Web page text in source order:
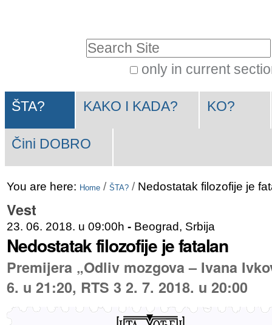
Skip
to
navigation
only in current
Search…
Navigation
ŠTA? KAKO I KADA? KO?
Čini DOBRO
You are here: Home / ŠTA? / Nedostatak filozofije je
Vest
23. 06. 2018. u 09:00h - Beograd, Srbija
Nedostatak filozofije je fatalan
Premijera „Odliv mozgova – Ivana
6. u 21:20, RTS 3 2. 7. 2018. u 20:00